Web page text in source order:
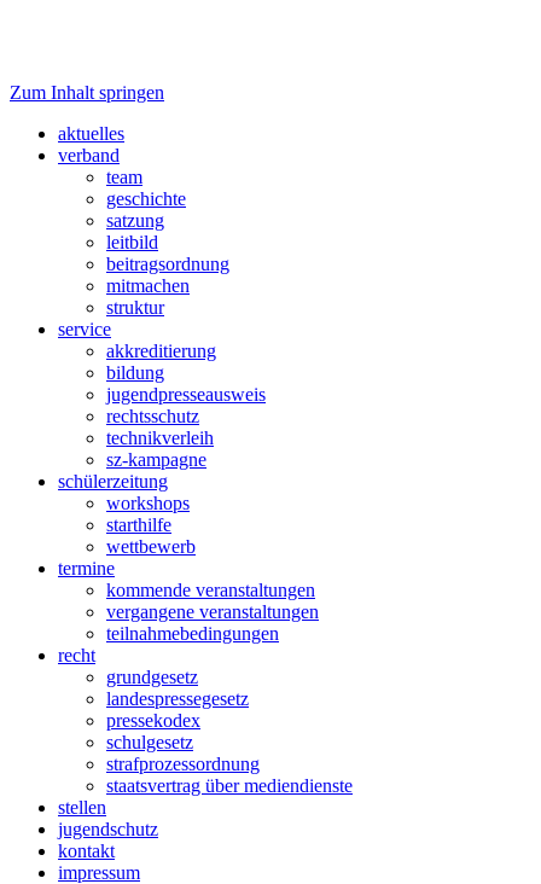
fjp>media
Verband junger Medienmachender
Zum Inhalt springen
aktuelles
verband
team
geschichte
satzung
leitbild
beitragsordnung
mitmachen
struktur
service
akkreditierung
bildung
jugendpresseausweis
rechtsschutz
technikverleih
sz-kampagne
schülerzeitung
workshops
starthilfe
wettbewerb
termine
kommende veranstaltungen
vergangene veranstaltungen
teilnahmebedingungen
recht
grundgesetz
landespressegesetz
pressekodex
schulgesetz
strafprozessordnung
staatsvertrag über mediendienste
stellen
jugendschutz
kontakt
impressum